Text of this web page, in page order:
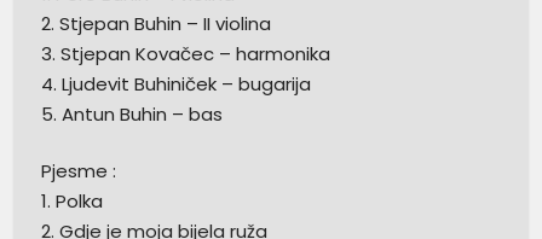
2. Stjepan Buhin – II violina
3. Stjepan Kovačec – harmonika
4. Ljudevit Buhiniček – bugarija
5. Antun Buhin – bas
Pjesme :
1. Polka
2. Gdje je moja bijela ruža